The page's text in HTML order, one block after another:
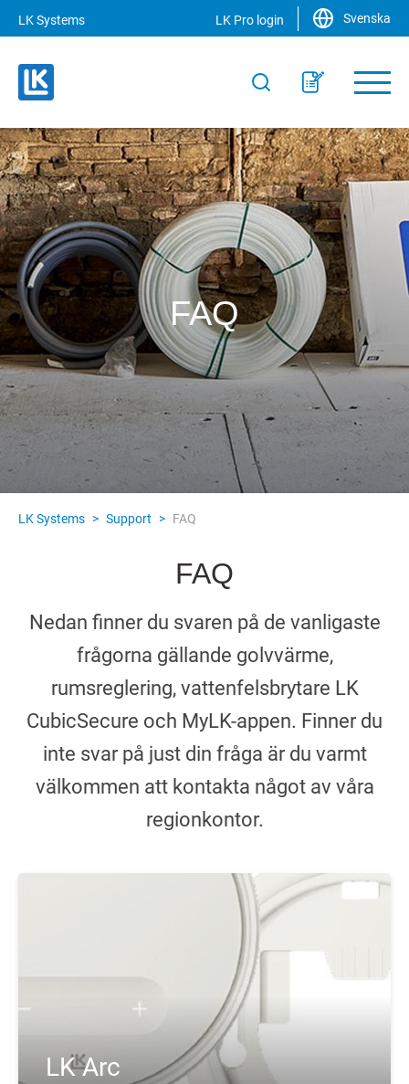
LK Systems LK Pro login Svenska
FAQ
LK Systems > Support > FAQ
FAQ
Nedan finner du svaren på de vanligaste
frågorna gällande golvvärme,
rumsreglering, vattenfelsbrytare LK
CubicSecure och MyLK-appen. Finner du
inte svar på just din fråga är du varmt
välkommen att kontakta något av våra
LK Arc